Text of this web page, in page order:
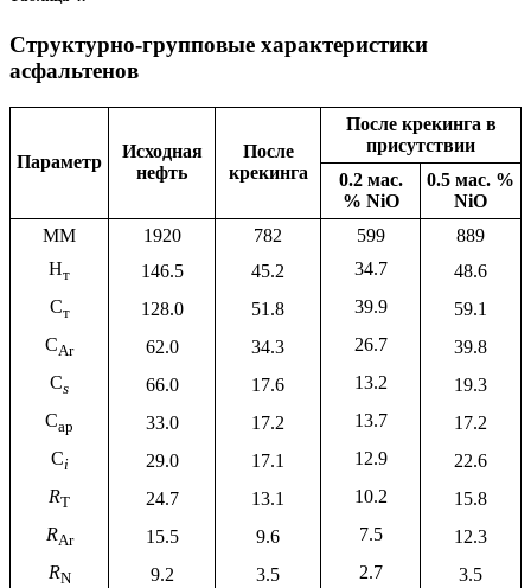
Структурно-групповые характеристики
асфальтенов
Параметр
Исходная
нефть
После
крекинга
После крекинга в
присутствии
0.2 мас.
% NiO
0.5 мас. %
NiO
ММ
1920 782 599
889
Hт 146.5 45.2 34.7
48.6
Cт 128.0 51.8 39.9
59.1
CAr 62.0 34.3 26.7
39.8
Cs 66.0 17.6 13.2
19.3
Cap 33.0 17.2 13.7
17.2
Ci 29.0 17.1 12.9
22.6
RT 24.7 13.1 10.2
15.8
RAr 15.5 9.6 7.5
12.3
RN 9.2 3.5 2.7
3.5